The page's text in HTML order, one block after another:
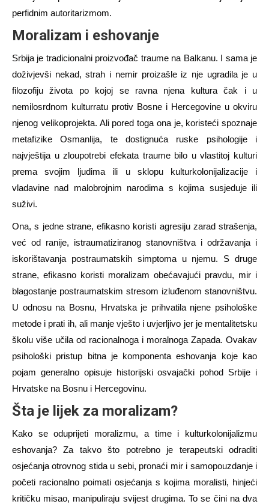
perfidnim autoritarizmom.
Moralizam i eshovanje
Srbija je tradicionalni proizvođač traume na Balkanu. I sama je
doživjevši nekad, strah i nemir proizašle iz nje ugradilaje u
filozofiju života po kojoj se ravna njena kultura čak i u
nemilosrdnom kulturratu protiv Bosne i Hercegovine u okviru
njenog velikoprojekta. Ali pored toga ona je, koristeći spoznaje
metafizike Osmanlija, te dostignuća ruske psihologije i
najvještija u zloupotrebi efekata traume bilo u vlastitoj kulturi
prema svojim ljudima ili u sklopu kulturkolonijalizacije i
vladavine nad malobrojnim narodima s kojima susjeduje ili
suživi.
Ona, s jedne strane, efikasno koristi agresiju zarad strašenja,
već od ranije, istraumatiziranog stanovništva i održavanja i
iskorištavanja postraumatskih simptoma u njemu. S druge
strane, efikasno koristi moralizam obećavajući pravdu, mir i
blagostanje postraumatskim stresom izluđenom stanovništvu.
U odnosu na Bosnu, Hrvatska je prihvatila njene psihološke
metode i prati ih, ali manje vješto i uvjerljivo jer je mentalitetsku
školu više učila od racionalnoga i moralnoga Zapada. Ovakav
psihološki pristup bitna je komponenta eshovanja koje kao
pojam generalno opisuje historijski osvajački pohod Srbije i
Hrvatske na Bosnu i Hercegovinu.
Šta je lijek za moralizam?
Kako se oduprijeti moralizmu, a time i kulturkolonijalizmu
eshovanja? Za takvo što potrebno je terapeutski odraditi
osjećanja otrovnog stida u sebi, pronaći mir i samopouzdanje i
početi racionalno poimati osjećanja s kojima moralisti, hinjeći
kritičku misao, manipuliraju svijest drugima. To se čini na dva